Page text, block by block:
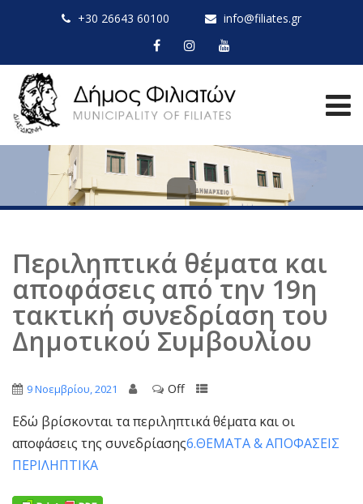
+30 26643 60100 info@filiates.gr
Περιληπτικά θέματα και
αποφάσεις από την 19η
τακτική συνεδρίαση του
Δημοτικού Συμβουλίου
9 Νοεμβρίου, 2021 Off
Εδώ βρίσκονται τα περιληπτικά θέματα και οι
αποφάσεις της συνεδρίασης6.ΘΕΜΑΤΑ & ΑΠΟΦΑΣΕΙΣ
ΠΕΡΙΛΗΠΤΙΚΑ